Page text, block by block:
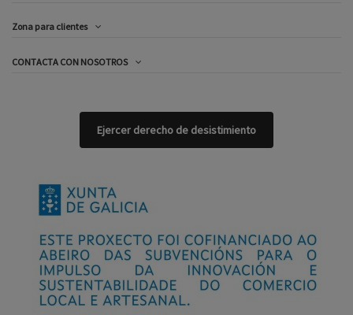
Zona para clientes
CONTACTA CON NOSOTROS
Ejercer derecho de desistimiento